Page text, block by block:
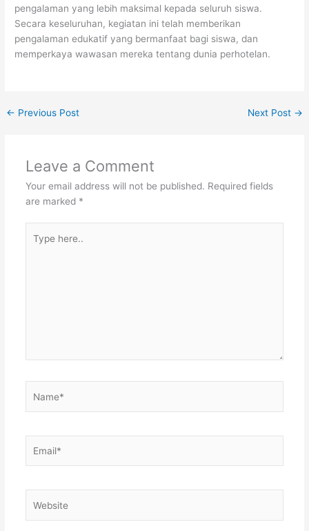
pengalaman yang lebih maksimal kepada seluruh siswa.
Secara keseluruhan, kegiatan ini telah memberikan
pengalaman edukatif yang bermanfaat bagi siswa, dan
memperkaya wawasan mereka tentang dunia perhotelan.
← Previous Post Next Post →
Leave a Comment
Your email address will not be published. Required fields
are marked *
here..